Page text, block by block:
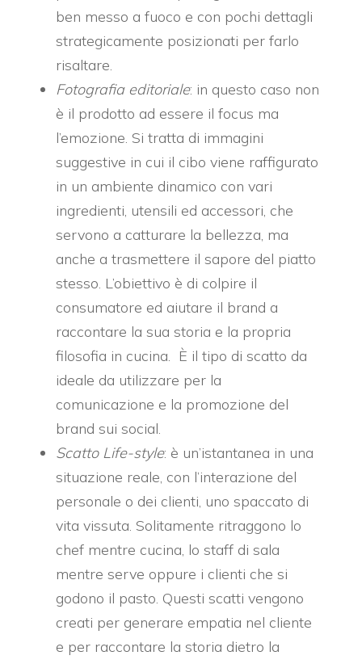
ben messo a fuoco e con pochi dettagli
strategicamente posizionati per farlo
risaltare.
Fotografia editoriale: in questo caso non
è il prodotto ad essere il focus ma
l’emozione. Si tratta di immagini
suggestive in cui il cibo viene raffigurato
in un ambiente dinamico con vari
ingredienti, utensili ed accessori, che
servono a catturare la bellezza, ma
anche a trasmettere il sapore del piatto
stesso. L’obiettivo è di colpire il
consumatore ed aiutare il brand a
raccontare la sua storia e la propria
filosofia in cucina. È il tipo di scatto da
ideale da utilizzare per la
comunicazione e la promozione del
brand sui social.
Scatto Life-style: è un’istantanea in una
situazione reale, con l’interazione del
personale o dei clienti, uno spaccato di
vita vissuta. Solitamente ritraggono lo
chef mentre cucina, lo staff di sala
mentre serve oppure i clienti che si
godono il pasto. Questi scatti vengono
creati per generare empatia nel cliente
e per raccontare la storia dietro la